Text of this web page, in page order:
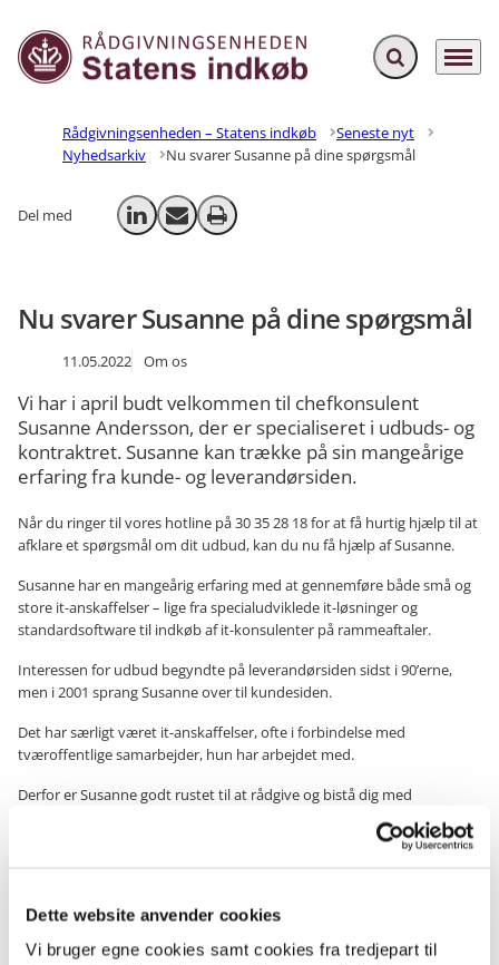
Dette website anvender cookies
Vi bruger egne cookies samt cookies fra tredjepart til
Gå til forsiden Fold søgefelt ud
Menu
Rådgivningsenheden – Statens indkøb
Seneste nyt
Nyhedsarkiv
Nu svarer Susanne på dine spørgsmål
Del med Del på LinkedIn
Send email
Print
Nu svarer Susanne på dine spørgsmål
11.05.2022 Om os
Vi har i april budt velkommen til chefkonsulent
Susanne Andersson, der er specialiseret i udbuds- og
kontraktret. Susanne kan trække på sin mangeårige
erfaring fra kunde- og leverandørsiden.
Når du ringer til vores hotline på 30 35 28 18 for at få hurtig hjælp til at
afklare et spørgsmål om dit udbud, kan du nu få hjælp af Susanne.
Susanne har en mangeårig erfaring med at gennemføre både små og
store it-anskaffelser – lige fra specialudviklede it-løsninger og
standardsoftware til indkøb af it-konsulenter på rammeaftaler.
Interessen for udbud begyndte på leverandørsiden sidst i 90’erne,
men i 2001 sprang Susanne over til kundesiden.
Det har særligt været it-anskaffelser, ofte i forbindelse med
tværoffentlige samarbejder, hun har arbejdet med.
Derfor er Susanne godt rustet til at rådgive og bistå dig med
udbudsretlige vurderinger, afklare spørgsmål om komplekse
anskaffelser og hjælpe med kontraktudarbejdelse, -forhandling og -
siger Susanne: